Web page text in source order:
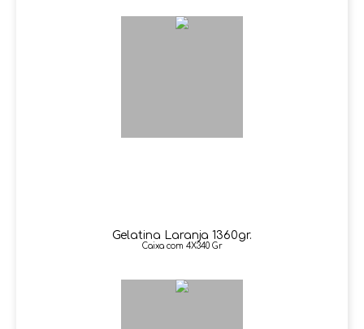
Gelatina Laranja 1360gr.
Caixa com 4X340 Gr